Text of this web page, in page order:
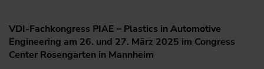
VDI-Fachkongress PIAE – Plastics in Automotive
Engineering am 26. und 27. März 2025 im Congress
Center Rosengarten in Mannheim